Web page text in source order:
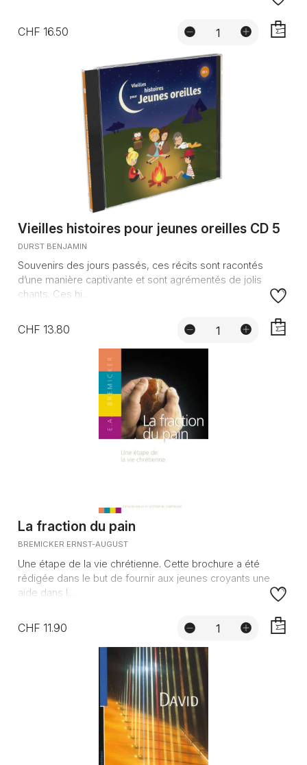
CHF 16.50
Vieilles histoires pour jeunes oreilles CD 5
DURST BENJAMIN
Souvenirs des jours passés, ces récits sont racontés
d’une manière captivante et sont agrémentés de jolis
chants. Ces hi...
CHF 13.80
La fraction du pain
BREMICKER ERNST-AUGUST
Une étape de la vie chrétienne. Cette brochure a été
rédigée dans le but de fournir aux jeunes croyants une
aide dans l...
CHF 11.90